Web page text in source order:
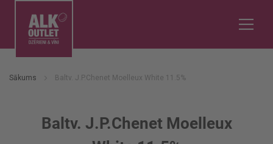
Sākums Baltv. J.P.Chenet Moelleux White 11.5%
Baltv. J.P.Chenet Moelleux